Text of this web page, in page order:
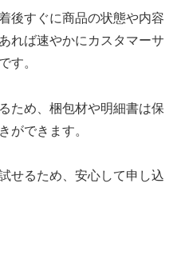
後すぐに商品の状態や内容
れば速やかにカスタマーサ
す。
ため、梱包材や明細書は保
ができます。
せるため、安心して申し込